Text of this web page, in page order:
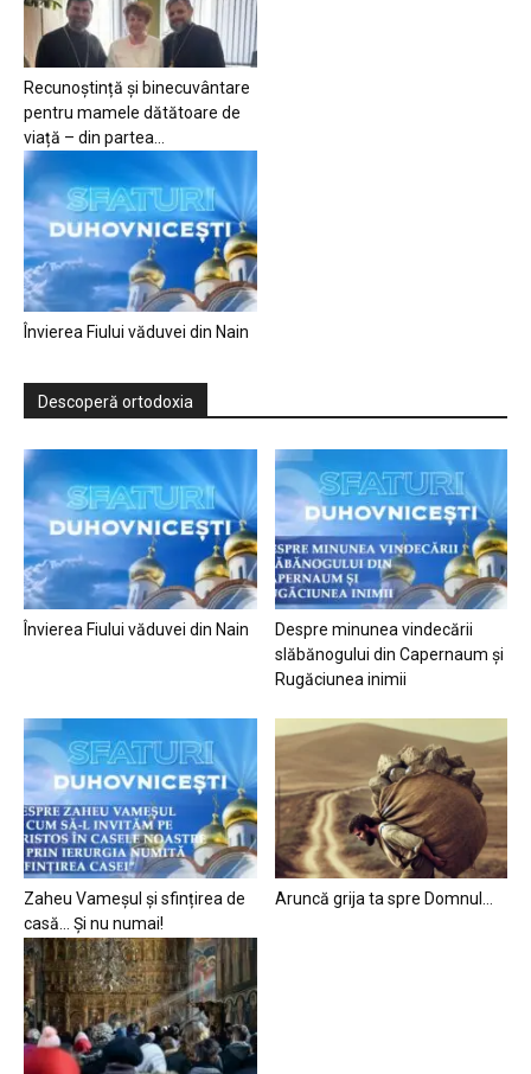
Recunoștință și binecuvântare
pentru mamele dătătoare de
viață – din partea...
Învierea Fiului văduvei din Nain
Descoperă ortodoxia
Învierea Fiului văduvei din Nain
Despre minunea vindecării
slăbănogului din Capernaum și
Rugăciunea inimii
Zaheu Vameșul și sfințirea de
casă… Și nu numai!
Aruncă grija ta spre Domnul…